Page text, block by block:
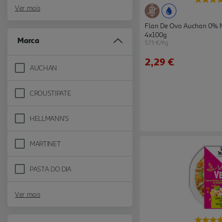
Ver mais
Marca
AUCHAN
Refine by Marca: AUCHAN
CROUSTIPATE
Refine by Marca: CROUSTIPATE
HELLMANN'S
Refine by Marca: HELLMANN'S
MARTINET
Refine by Marca: MARTINET
PASTA DO DIA
Refine by Marca: PASTA DO DIA
Ver mais
Flan De Ovo Auchan 0%
4x100g
5.73 €/Kg
2,29 €